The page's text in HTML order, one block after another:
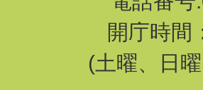
開庁時間
(土曜、日